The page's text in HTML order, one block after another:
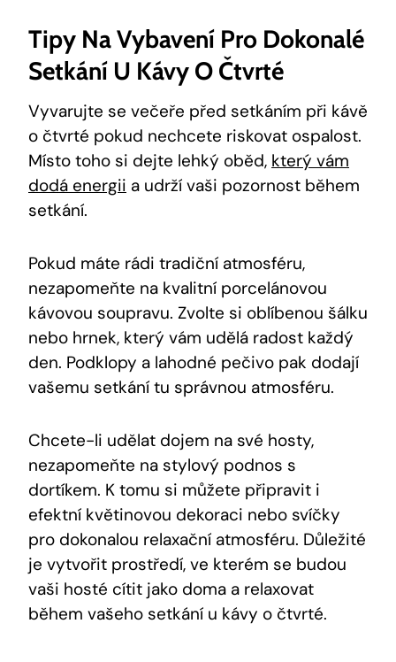
Tipy Na Vybavení Pro Dokonalé
Setkání U Kávy O Čtvrté
Vyvarujte se večeře před setkáním při kávě
o čtvrté pokud nechcete riskovat ospalost.
Místo toho si dejte lehký oběd, který vám
dodá energii a udrží vaši pozornost během
setkání.
Pokud máte rádi tradiční atmosféru,
nezapomeňte na kvalitní porcelánovou
kávovou soupravu. Zvolte si oblíbenou šálku
nebo hrnek, který vám udělá radost každý
den. Podklopy a lahodné pečivo pak dodají
vašemu setkání tu správnou atmosféru.
Chcete-li udělat dojem na své hosty,
nezapomeňte na stylový podnos s
dortíkem. K tomu si můžete připravit i
efektní květinovou dekoraci nebo svíčky
pro dokonalou relaxační atmosféru. Důležité
je vytvořit prostředí, ve kterém se budou
vaši hosté cítit jako doma a relaxovat
během vašeho setkání u kávy o čtvrté.